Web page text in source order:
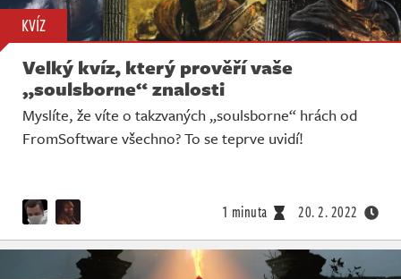
KVÍZ
Velký kvíz, který prověří vaše
„soulsborne“ znalosti
Myslíte, že víte o takzvaných „soulsborne“ hrách od
FromSoftware všechno? To se teprve uvidí!
1 minuta 20. 2. 2022